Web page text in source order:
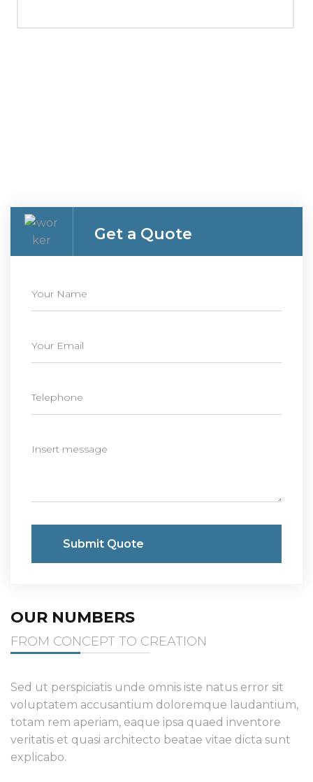
Get a Quote
Submit Quote
OUR NUMBERS
FROM CONCEPT TO CREATION
Sed ut perspiciatis unde omnis iste natus error sit
voluptatem accusantium doloremque laudantium,
totam rem aperiam, eaque ipsa quaed inventore
veritatis et quasi architecto beatae vitae dicta sunt
explicabo.